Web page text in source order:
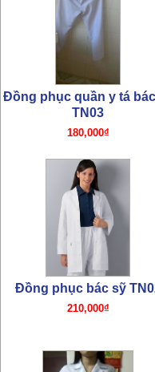
180,000₫
Đồng phục bác sỹ TN02
210,000₫
Đồng phục y tá TN01